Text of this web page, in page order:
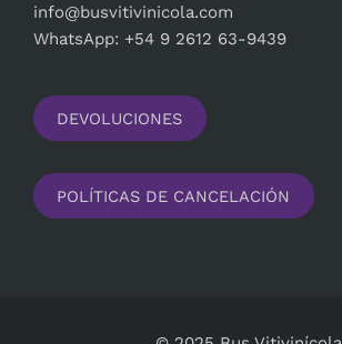
info@busvitivinicola.com
WhatsApp: +54 9 2612 63-9439
DEVOLUCIONES
POLÍTICAS DE CANCELACIÓN